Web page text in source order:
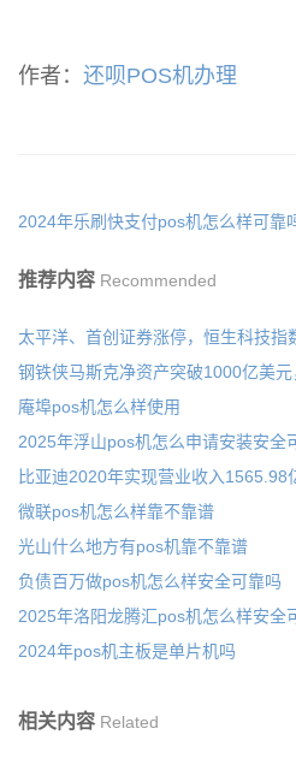
作者： 还呗POS机办理
2024年乐刷快支付pos机怎么样可靠
推荐内容 Recommended
太平洋、首创证券涨停，恒生科技指
庵埠pos机怎么样使用
2025年浮山pos机怎么申请安装安全
微联pos机怎么样靠不靠谱
光山什么地方有pos机靠不靠谱
负债百万做pos机怎么样安全可靠吗
2025年洛阳龙腾汇pos机怎么样安全
2024年pos机主板是单片机吗
相关内容 Related